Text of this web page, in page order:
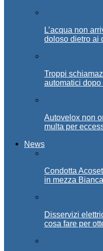
L’acqua non
doloso dietro ai
Troppi
automatici dopo
Autovelox non
multa per
News
Condotta
in mezza
Disservizi
cosa fare per